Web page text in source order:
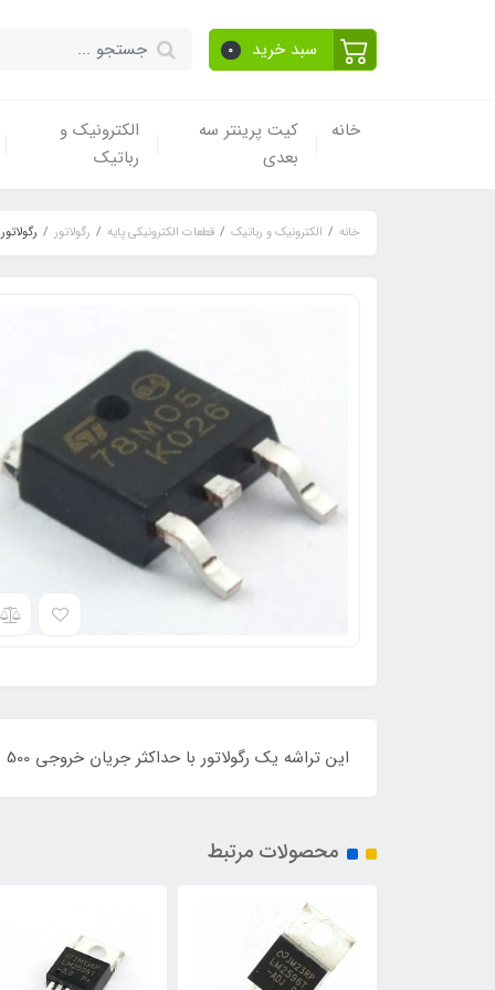
سبد خرید 0
خانه
کیت پرینتر سه
بعدی
الکترونیک و
رباتیک
خانه الکترونیک و رباتیک قطعات الکترونیکی پایه رگولاتور رگولاتور CJ78M05 SOT-252
این تراشه یک رگولاتور با حداکثر جریان خروجی 500 میلی آمپر و حداکثر ولتاژ خروجی 5 ولت می باشد.
محصولات مرتبط